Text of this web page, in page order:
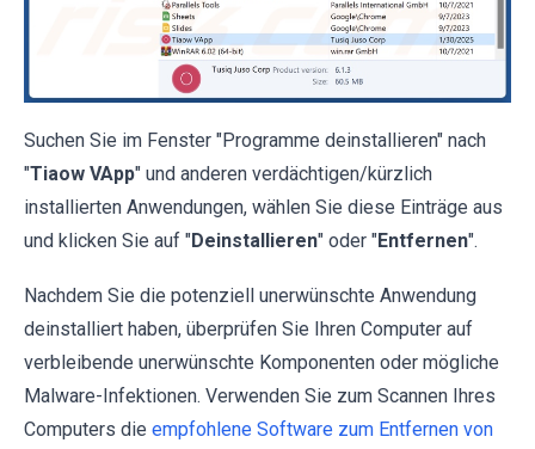
Suchen Sie im Fenster "Programme deinstallieren" nach
"Tiaow VApp" und anderen verdächtigen/kürzlich
installierten Anwendungen, wählen Sie diese Einträge aus
und klicken Sie auf "Deinstallieren" oder "Entfernen".
Nachdem Sie die potenziell unerwünschte Anwendung
deinstalliert haben, überprüfen Sie Ihren Computer auf
verbleibende unerwünschte Komponenten oder mögliche
Malware-Infektionen. Verwenden Sie zum Scannen Ihres
Computers die empfohlene Software zum Entfernen von